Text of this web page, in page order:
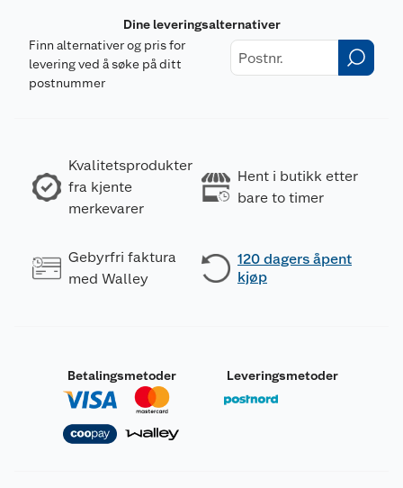
Dine leveringsalternativer
Finn alternativer og pris for
levering ved å søke på ditt
postnummer
Kvalitetsprodukter
fra kjente
merkevarer
Hent i butikk etter
bare to timer
Gebyrfri faktura
med Walley
120 dagers åpent
kjøp
Betalingsmetoder Leveringsmetoder